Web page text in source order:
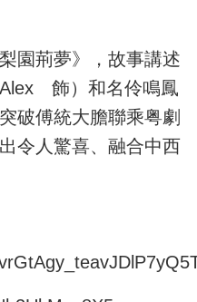
園荊夢》，故事講述
飾）和名伶鳴鳳
破傅統大膽聯乘粤劇
令人驚喜、融合中西